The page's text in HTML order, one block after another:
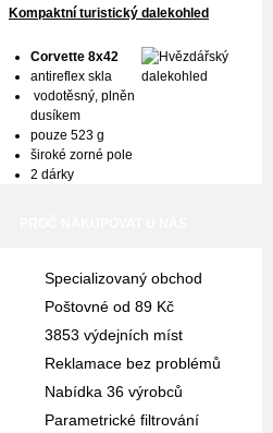
Kompaktní turistický dalekohled
Corvette 8x42
antireflex skla
vodotěsný, plněn
dusíkem
pouze 523 g
široké zorné pole
2 dárky
Specializovaný obchod
Poštovné od 89 Kč
3853 výdejních míst
Reklamace bez problémů
Nabídka 36 výrobců
Parametrické filtrování